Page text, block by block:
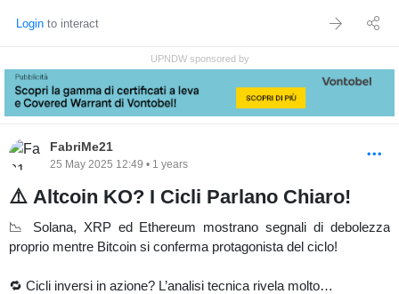
Login to interact
UPNDW sponsored by
FabriMe21
25 May 2025 12:49 • 1 years
⚠️ Altcoin KO? I Cicli Parlano Chiaro!
📉 Solana, XRP ed Ethereum mostrano segnali di debolezza
proprio mentre Bitcoin si conferma protagonista del ciclo!
🔁 Cicli inversi in azione? L’analisi tecnica rivela molto…